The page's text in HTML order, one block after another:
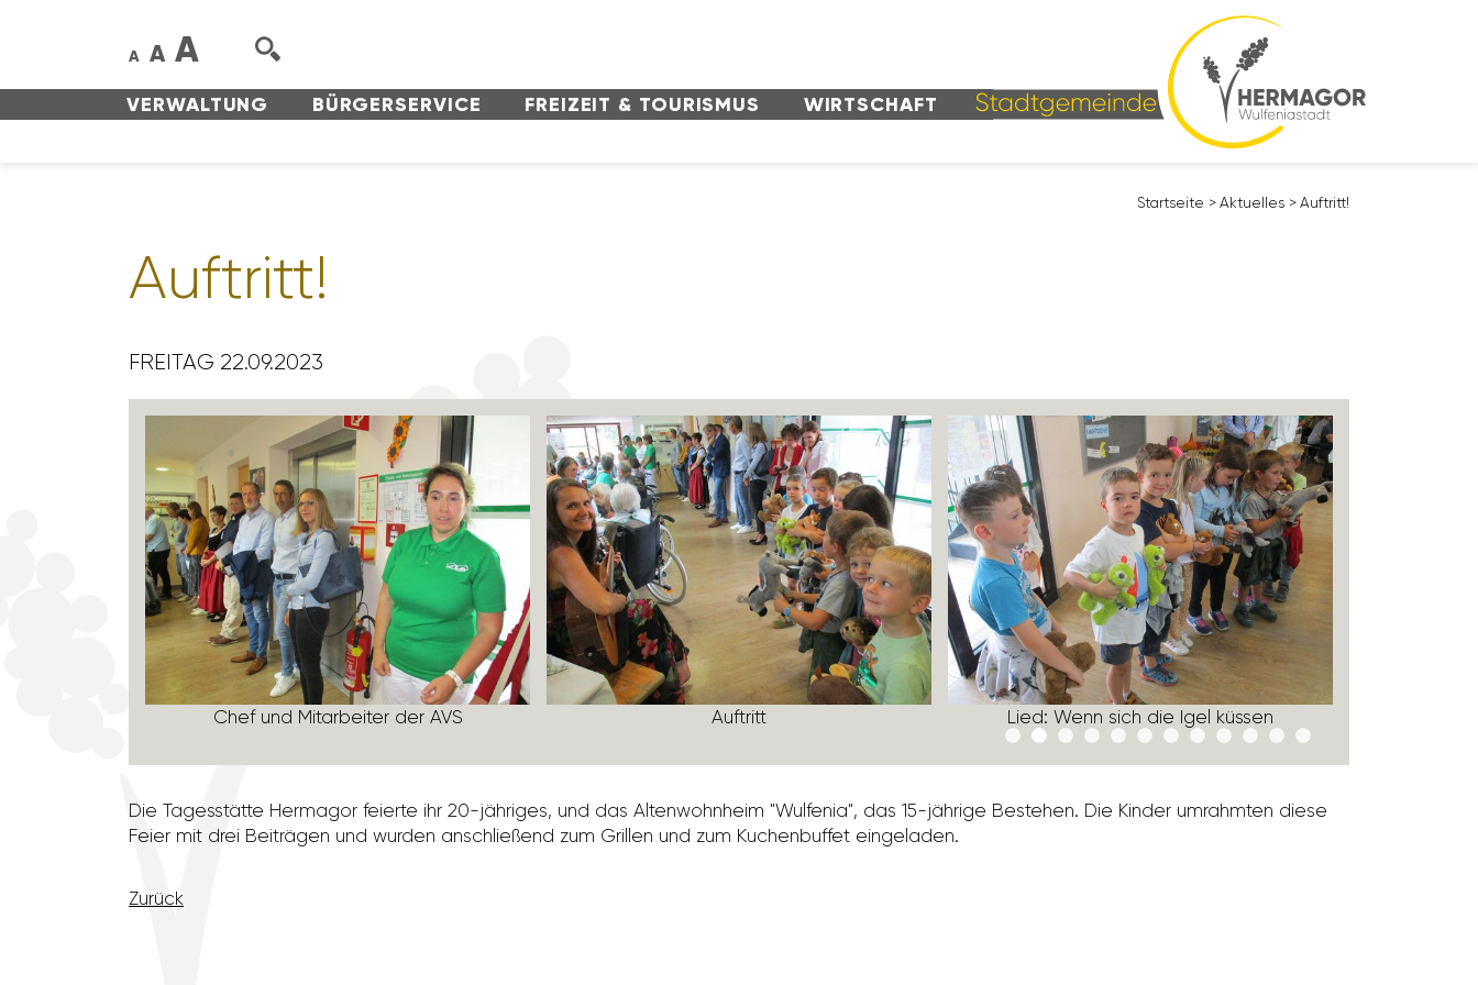
VERWAL­TUNG BÜRGER­SERVICE FREI­ZEIT & TOURISMUS WIRT­SCHAFT
A A A
Start­seite > Aktu­elles > Auftritt!
Auftritt!
FREITAG 22.09.2023
Chef und Mitar­beiter der AVS Auftritt Lied: Wenn sich die Igel küssen
Die Tages­stätte Hermagor feierte ihr 20-jähriges, und das Alten­wohn­heim "Wulfenia", das 15-jährige Bestehen. Die Kinder umrahmten diese
Feier mit drei Beiträgen und wurden anschlie­ßend zum Grillen und zum Kuchen­buffet einge­laden.
Zurück